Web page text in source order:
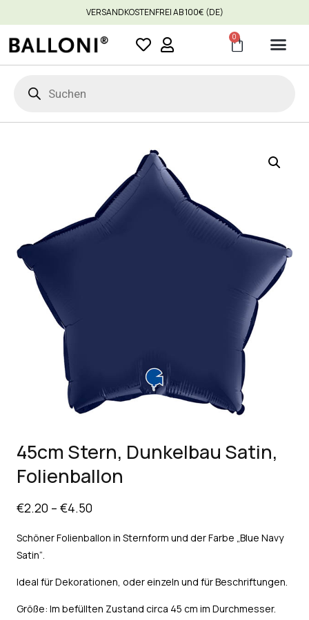
VERSANDKOSTENFREI AB 100€ (DE)
0
45cm Stern, Dunkelbau Satin,
Folienballon
€2.20 – €4.50
Schöner Folienballon in Sternform und der Farbe „Blue Navy
Satin“.
Ideal für Dekorationen, oder einzeln und für Beschriftungen.
Größe: Im befüllten Zustand circa 45 cm im Durchmesser.